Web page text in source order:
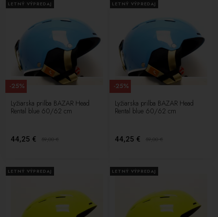
LETNÝ VÝPREDAJ
Lyžiarska prilba BAZAR Head
Rental blue 60/62 cm
44,25 € 59,00€
-25%
LETNÝ VÝPREDAJ
Lyžiarska prilba BAZAR Head
Rental blue 60/62 cm
44,25 € 59,00€
-25%
LETNÝ VÝPREDAJ LETNÝ VÝPREDAJ